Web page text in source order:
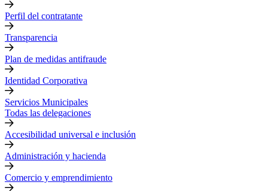
Perfil del contratante
Transparencia
Plan de medidas antifraude
Identidad Corporativa
Servicios Municipales
Todas las delegaciones
Accesibilidad universal e inclusión
Administración y hacienda
Comercio y emprendimiento